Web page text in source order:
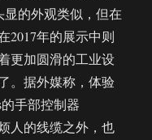
显的外观类似，但在
2017年的展示中则
更加圆滑的工业设
。据外媒称，体验
手部控制器
人的线缆之外，也